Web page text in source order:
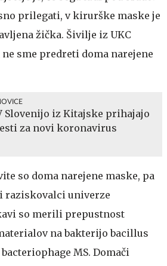
prilegati, v kirurške maske je
žička. Šivilje iz UKC
sme predreti doma narejene
Slovenijo iz Kitajske prihajajo
za novi koronavirus
so doma narejene maske, pa
raziskovalci univerze
so merili prepustnost
na bakterijo bacillus
MS. Domači